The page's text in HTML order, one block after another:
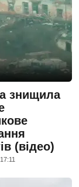
знищила
(відео)